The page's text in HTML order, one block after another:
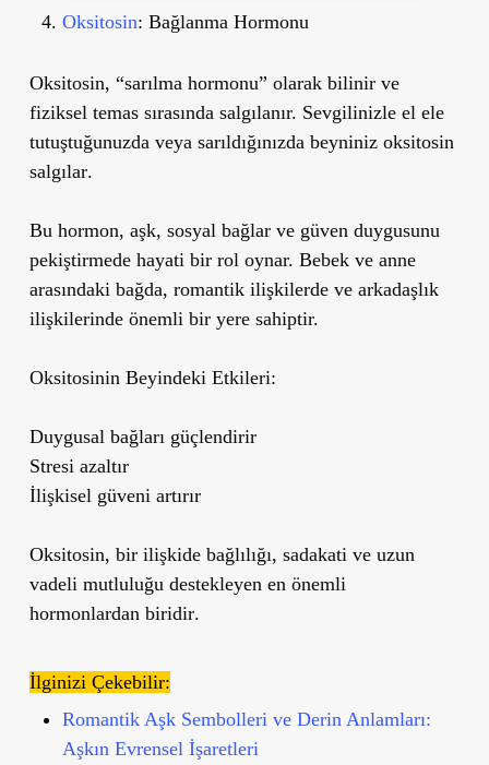
Oksitosin: Bağlanma Hormonu
Oksitosin, “sarılma hormonu” olarak bilinir ve
fiziksel temas sırasında salgılanır. Sevgilinizle el ele
tutuştuğunuzda veya sarıldığınızda beyniniz oksitosin
salgılar.
Bu hormon, aşk, sosyal bağlar ve güven duygusunu
pekiştirmedehayati bir rol oynar. Bebek ve anne
arasındaki bağda, romantik ilişkilerde ve arkadaşlık
ilişkilerinde önemli bir yere sahiptir.
Oksitosinin Beyindeki Etkileri:
Duygusal bağları güçlendirir
Stresi azaltır
İlişkisel güveni artırır
Oksitosin, bir ilişkide bağlılığı, sadakati ve uzun
vadeli mutluluğu destekleyen en önemli
hormonlardan biridir.
İlginizi Çekebilir:
Romantik Aşk Sembolleri ve Derin Anlamları:
Aşkın Evrensel İşaretleri